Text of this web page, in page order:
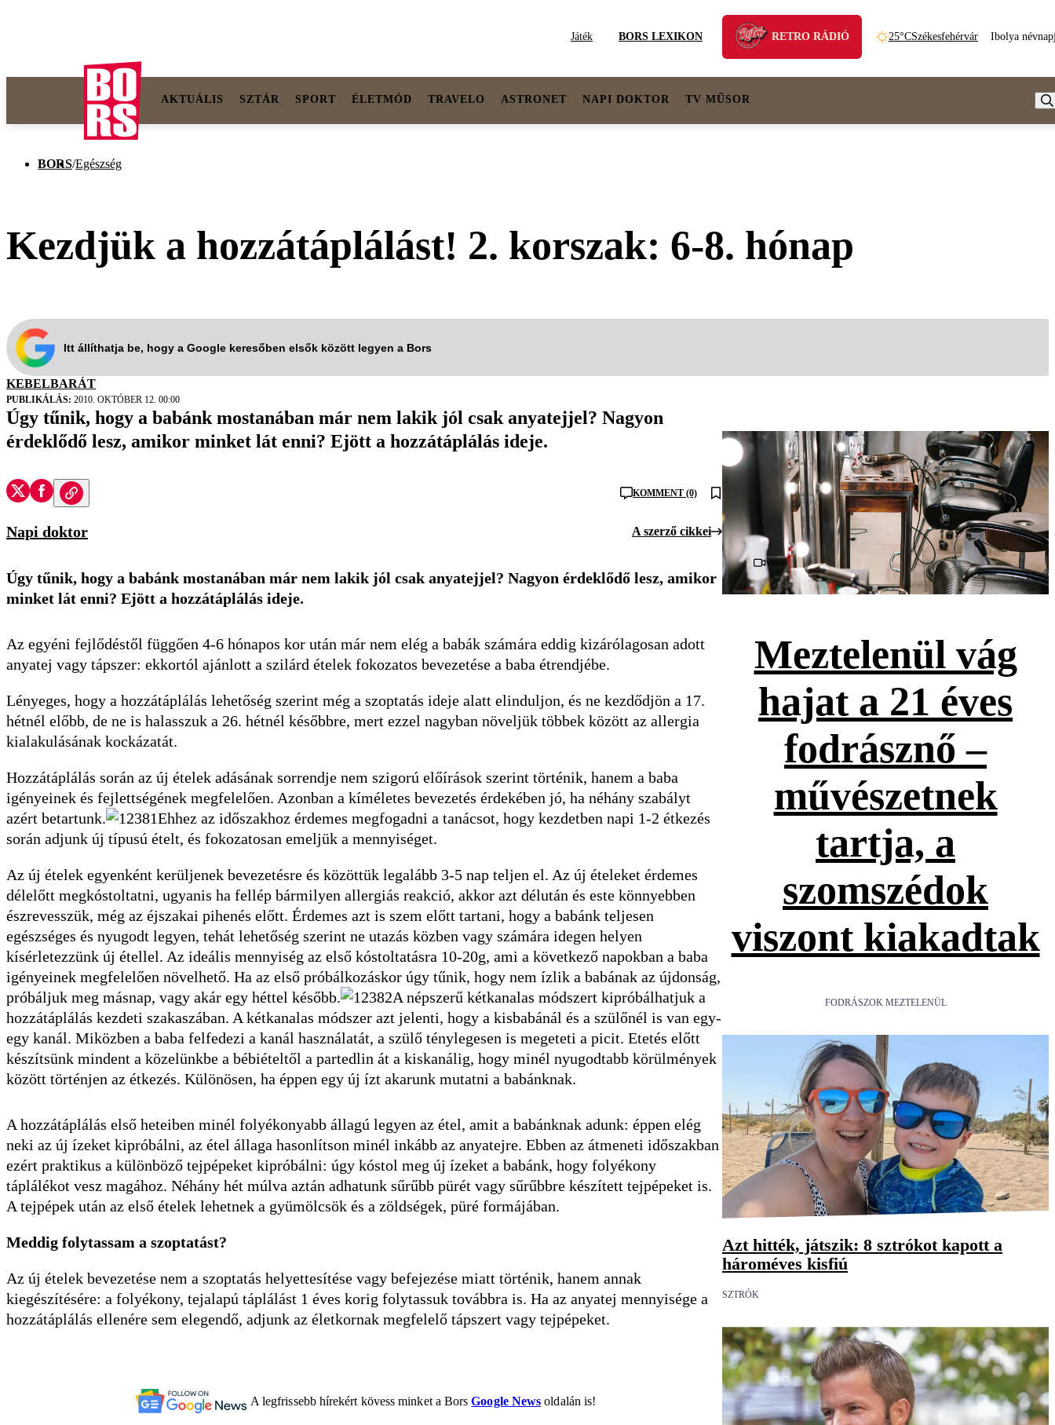
Játék BORS LEXIKON RETRO RÁDIÓ 25°CSzékesfehérvár Ibolya
AKTUÁLIS SZTÁR SPORT ÉLETMÓD TRAVELO ASTRONET NAPI DOKTOR TV MŰSOR
BORS/Egészség
Kezdjük a hozzátáplálást! 2. korszak: 6-8. hónap
Itt állíthatja be, hogy a Google keresőben elsők között legyen a Bors
KEBELBARÁT
PUBLIKÁLÁS: 2010. OKTÓBER 12. 00:00
Úgy tűnik, hogy a babánk mostanában már nem lakik jól csak anyatejjel? Nagyon
érdeklődő lesz, amikor minket lát enni? Ejött a hozzátáplálás ideje.
KOMMENT (0)
Napi doktor A szerző cikkei
Úgy tűnik, hogy a babánk mostanában már nem lakik jól csak anyatejjel? Nagyon érdeklődő lesz, amikor
minket lát enni? Ejött a hozzátáplálás ideje.
Az egyéni fejlődéstől függően 4-6 hónapos kor után már nem elég a babák számára eddig kizárólagosan adott
anyatej vagy tápszer: ekkortól ajánlott a szilárd ételek fokozatos bevezetése a baba étrendjébe.
Lényeges, hogy a hozzátáplálás lehetőség szerint még a szoptatás ideje alatt elinduljon, és ne kezdődjön a 17.
hétnél előbb, de ne is halasszuk a 26. hétnél későbbre, mert ezzel nagyban növeljük többek között az allergia
kialakulásának kockázatát.
Hozzátáplálás során az új ételek adásának sorrendje nem szigorú előírások szerint történik, hanem a baba
igényeinek és fejlettségének megfelelően. Azonban a kíméletes bevezetés érdekében jó, ha néhány szabályt
azért betartunk.
Ehhez az időszakhoz érdemes megfogadni a tanácsot, hogy kezdetben napi 1-2 étkezés
során adjunk új típusú ételt, és fokozatosan emeljük a mennyiséget.
Az új ételek egyenként kerüljenek bevezetésre és közöttük legalább 3-5 nap teljen el. Az új ételeket érdemes
délelőtt megkóstoltatni, ugyanis ha fellép bármilyen allergiás reakció, akkor azt délután és este könnyebben
észrevesszük, még az éjszakai pihenés előtt. Érdemes azt is szem előtt tartani, hogy a babánk teljesen
egészséges és nyugodt legyen, tehát lehetőség szerint ne utazás közben vagy számára idegen helyen
kísérletezzünk új étellel. Az ideális mennyiség az első kóstoltatásra 10-20g, ami a következő napokban a baba
igényeinek megfelelően növelhető. Ha az első próbálkozáskor úgy tűnik, hogy nem ízlik a babának az újdonság,
próbáljuk meg másnap, vagy akár egy héttel később.
A népszerű kétkanalas módszert kipróbálhatjuk a
hozzátáplálás kezdeti szakaszában. A kétkanalas módszer azt jelenti, hogy a kisbabánál és a szülőnél is van egy-
egy kanál. Miközben a baba felfedezi a kanál használatát, a szülő ténylegesen is megeteti a picit. Etetés előtt
készítsünk mindent a közelünkbe a bébiételtől a partedlin át a kiskanálig, hogy minél nyugodtabb körülmények
között történjen az étkezés. Különösen, ha éppen egy új ízt akarunk mutatni a babánknak.
A hozzátáplálás első heteiben minél folyékonyabb állagú legyen az étel, amit a babánknak adunk: éppen elég
neki az új ízeket kipróbálni, az étel állaga hasonlítson minél inkább az anyatejre. Ebben az átmeneti időszakban
ezért praktikus a különböző tejpépeket kipróbálni: úgy kóstol meg új ízeket a babánk, hogy folyékony
táplálékot vesz magához. Néhány hét múlva aztán adhatunk sűrűbb pürét vagy sűrűbbre készített tejpépeket is.
A tejpépek után az első ételek lehetnek a gyümölcsök és a zöldségek, püré formájában.
Meddig folytassam a szoptatást?
Az új ételek bevezetése nem a szoptatás helyettesítése vagy befejezése miatt történik, hanem annak
kiegészítésére: a folyékony, tejalapú táplálást 1 éves korig folytassuk továbbra is. Ha az anyatej mennyisége a
hozzátáplálás ellenére sem elegendő, adjunk az életkornak megfelelő tápszert vagy tejpépeket.
A legfrissebb hírekért kövess minket a BorsGoogle News oldalán is!
Videó
Meztelenül vág
hajat a 21 éves
fodrásznő –
művészetnek
tartja, a
szomszédok
viszont kiakadtak
FODRÁSZOK MEZTELENÜL
Azt hitték, játszik: 8 sztrókot kapott a
hároméves kisfiú
SZTRÓK